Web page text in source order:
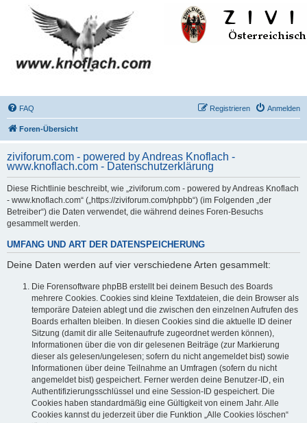
FAQ Anmelden
Registrieren
Foren-Übersicht
ziviforum.com - powered by Andreas Knoflach -
www.knoflach.com - Datenschutzerklärung
Diese Richtlinie beschreibt, wie „ziviforum.com - powered by Andreas Knoflach
- www.knoflach.com“ („https://ziviforum.com/phpbb“) (im Folgenden „der
Betreiber“) die Daten verwendet, die während deines Foren-Besuchs
gesammelt werden.
UMFANG UND ART DER DATENSPEICHERUNG
Deine Daten werden auf vier verschiedene Arten gesammelt:
Die Forensoftware phpBB erstellt bei deinem Besuch des Boards
mehrere Cookies. Cookies sind kleine Textdateien, die dein Browser als
temporäre Dateien ablegt und die zwischen den einzelnen Aufrufen des
Boards erhalten bleiben. In diesen Cookies sind die aktuelle ID deiner
Sitzung (damit dir alle Seitenaufrufe zugeordnet werden können),
Informationen über die von dir gelesenen Beiträge (zur Markierung
dieser als gelesen/ungelesen; sofern du nicht angemeldet bist) sowie
Informationen über deine Teilnahme an Umfragen (sofern du nicht
angemeldet bist) gespeichert. Ferner werden deine Benutzer-ID, ein
Authentifizierungsschlüssel und eine Session-ID gespeichert. Die
Cookies haben standardmäßig eine Gültigkeit von einem Jahr. Alle
Cookies kannst du jederzeit über die Funktion „Alle Cookies löschen“